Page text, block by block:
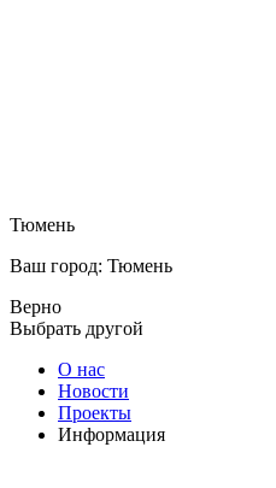
Тюмень
Ваш город: Тюмень
Верно
Выбрать другой
О нас
Новости
Проекты
Информация